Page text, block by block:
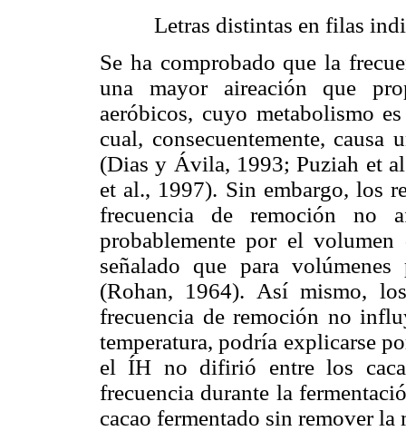
Letras distintas en filas
Se ha comprobado que la
una mayor aireación que
aeróbicos, cuyo metabo­lismo
cual, consecuentemente, causa
(Dias y Ávila, 1993; Puziah et
et al., 1997). Sin embargo, los
frecuencia de remoción no
probablemente por el
señalado que para
(Rohan, 1964). Así mismo,
frecuencia de remoción no
temperatura, podría explicarse
el ÍH no difirió entre los
frecuencia durante la
cacao fermentado sin remover